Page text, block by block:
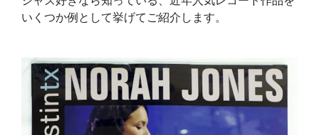
いくつか例として挙げてご紹介します。